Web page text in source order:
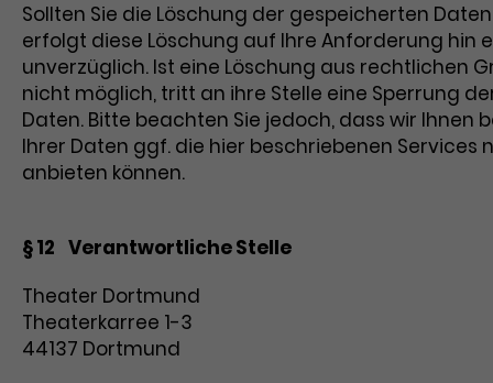
Sollten Sie die Löschung der gespeicherten
erfolgt diese Löschung auf Ihre Anforderung hin
unverzüglich. Ist eine Löschung aus rechtlichen
nicht möglich, tritt an ihre Stelle eine Sperrung
Daten. Bitte beachten Sie jedoch, dass wir Ihnen
Ihrer Daten ggf. die hier beschriebenen Services
anbieten können.
§ 12 Verantwortliche Stelle
Theater Dortmund
Theaterkarree 1-3
44137 Dortmund